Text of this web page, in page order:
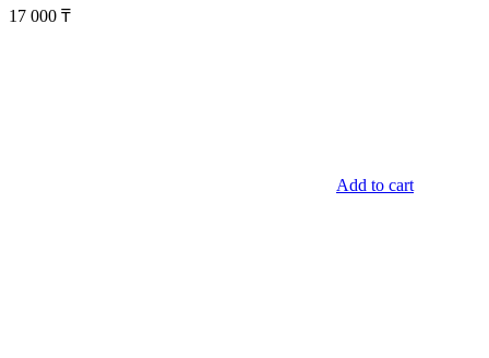
17 000 ₸
Add to cart